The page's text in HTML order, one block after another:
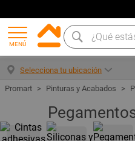
MENÚ
Selecciona tu ubicación
Pinturas y Acabados